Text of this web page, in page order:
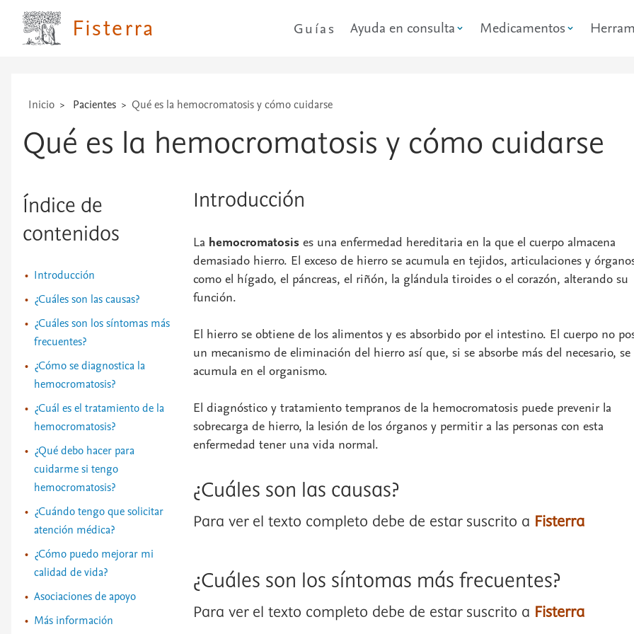
Fisterra Guías Ayuda en consulta Medicamentos
Inicio Pacientes Qué es la hemocromatosis y cómo cuidarse
Qué es la hemocromatosis y cómo cuidarse
Índice de
contenidos
Introducción
¿Cuáles son las causas?
¿Cuáles son los síntomas más
frecuentes?
¿Cómo se diagnostica la
hemocromatosis?
¿Cuál es el tratamiento de la
hemocromatosis?
¿Qué debo hacer para
cuidarme si tengo
hemocromatosis?
¿Cuándo tengo que solicitar
atención médica?
¿Cómo puedo mejorar mi
calidad de vida?
Asociaciones de apoyo
Más información
Introducción
La hemocromatosis es una enfermedad hereditaria en la que el cuerpo almacena
demasiado hierro. El exceso de hierro se acumula en tejidos, articulaciones y
como el hígado, el páncreas, el riñón, la glándula tiroides o el corazón, alterando su
función.
El hierro se obtiene de los alimentos y es absorbido por el intestino. El cuerpo no
un mecanismo de eliminación del hierro así que, si se absorbe más del necesario, se
acumula en el organismo.
El diagnóstico y tratamiento tempranos de la hemocromatosis puede prevenir la
sobrecarga de hierro, la lesión de los órganos y permitir a las personas con esta
enfermedad tener una vida normal.
¿Cuáles son las causas?
Para ver el texto completo debe de estar suscrito a Fisterra
¿Cuáles son los síntomas más frecuentes?
Para ver el texto completo debe de estar suscrito a Fisterra